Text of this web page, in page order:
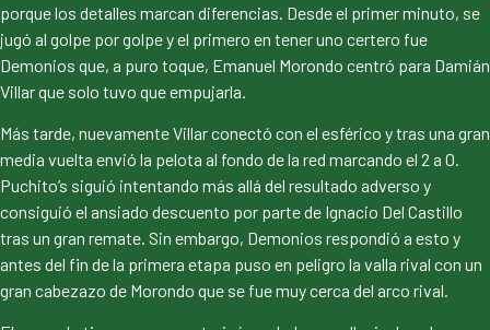
porque los detalles marcan diferencias. Desde el primer minuto, se
jugó al golpe por golpe y el primero en tener uno certero fue
Demonios que, a puro toque, Emanuel Morondo centró para Damián
Villar que solo tuvo que empujarla.
Más tarde, nuevamente Villar conectó con el esférico y tras una gran
media vuelta envió la pelota al fondo de la red marcando el 2 a 0.
Puchito’s siguió intentando más allá del resultado adverso y
consiguió el ansiado descuento por parte de Ignacio Del Castillo
tras un gran remate. Sin embargo, Demonios respondió a esto y
antes del fin de la primera etapa puso en peligro la valla rival con un
gran cabezazo de Morondo que se fue muy cerca del arco rival.